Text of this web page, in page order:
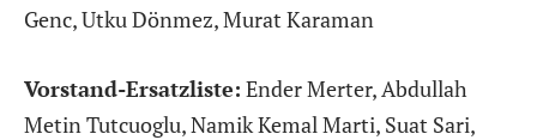
Genc, Utku Dönmez, Murat Karaman
Vorstand-Ersatzliste: Ender Merter, Abdullah
Metin Tutcuoglu, Namik Kemal Marti, Suat Sari,